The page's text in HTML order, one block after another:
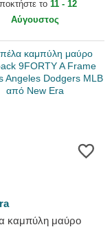
το 11 - 12
Αύγουστος
καμπύλη μαύρο